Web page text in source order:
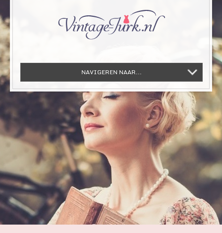
NAVIGEREN NAAR...